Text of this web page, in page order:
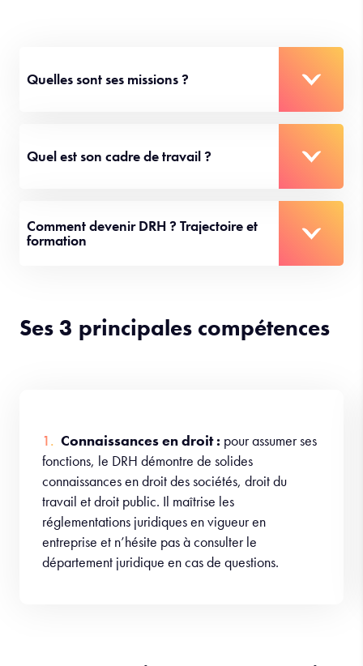
Quelles sont ses missions ?
Quel est son cadre de travail ?
Comment devenir DRH ? Trajectoire et
formation
Ses 3 principales compétences
Connaissances en droit : pour assumer ses
fonctions, le DRH démontre de solides
connaissances en droit des sociétés, droit du
travail et droit public. Il maîtrise les
réglementations juridiques en vigueur en
entreprise et n’hésite pas à consulter le
département juridique en cas de questions.